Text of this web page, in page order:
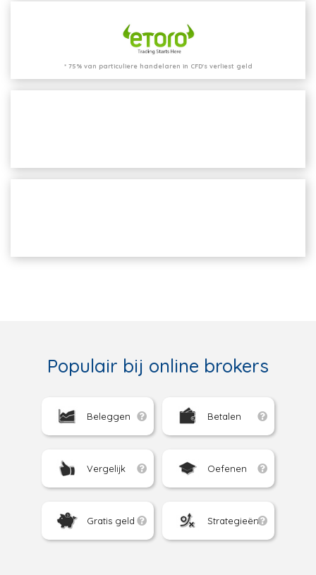
* 75% van particuliere handelaren in CFD's verliest geld
Populair bij online brokers
Beleggen Betalen
Vergelijk Oefenen
Gratis geld Strategieën